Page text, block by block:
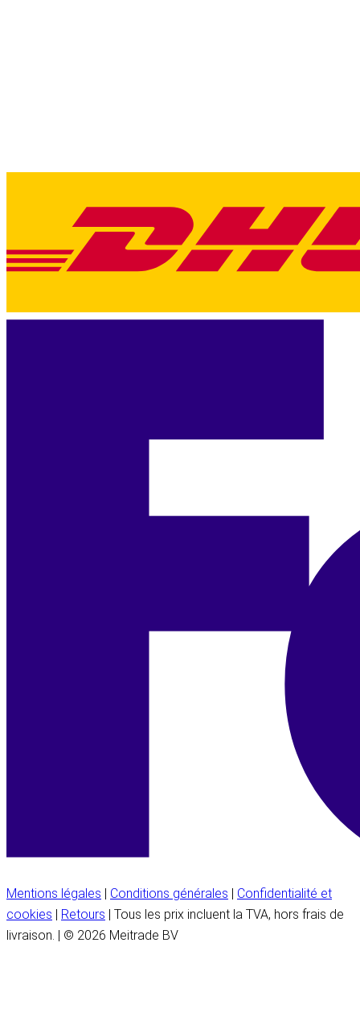
Mentions légales | Conditions générales | Confidentialité et
cookies | Retours | Tous les prix incluent la TVA, hors frais de
livraison. | © 2026 Meitrade BV